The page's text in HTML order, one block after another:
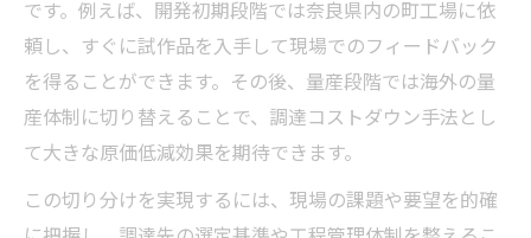
です。例えば、開発初期段階では奈良県内の町工場に依
頼し、すぐに試作品を入手して現場でのフィードバック
を得ることができます。その後、量産段階では海外の量
産体制に切り替えることで、調達コストダウン手法とし
て大きな原価低減効果を期待できます。
この切り分けを実現するには、現場の課題や要望を的確